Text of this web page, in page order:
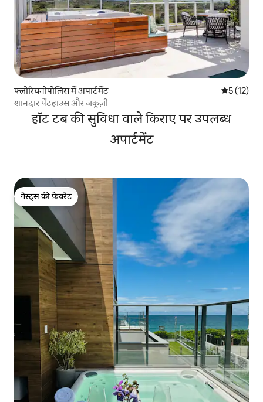
फ्लोरियनोपोलिस में अपार्टमेंट औसत रेटिंग
5 (12)
शानदार पेंटहाउस और जकूज़ी
हॉट टब की सुविधा वाले किराए पर उपलब्ध
अपार्टमेंट
गेस्ट्स की फ़ेवरेट
गेस्ट्स की फ़ेवरेट